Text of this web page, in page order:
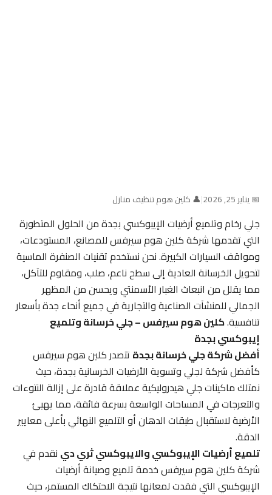
📅 يناير 25, 2026 |👤 كلين هوم تنظيف منازل
جلي رخام وتلميع أرضيات الإيبوكسي بجدة من الحلول المتطورة
التي تقدمها شركة كلين هوم سيرفس للمصانع، المستودعات،
ومواقف السيارات الكبيرة. نحن نستخدم تقنيات الصنفرة الماسية
لتحويل الخرسانة العادية إلى سطح ناعم، صلب، ومقاوم للتآكل،
مما يقلل من انبعاث الغبار الأسمنتي ويحسن من المظهر
الجمالي للمنشآت الصناعية والتجارية في جميع أنحاء جدة بأسعار
تنافسية.كلين هوم سيرفس – جلي خرسانة وتلميع
إيبوكسي بجدة
أفضل شركة جلي خرسانة بجدةتتصدر كلين هوم سيرفس
كأفضل شركة لجلي وتسوية الأرضيات الخرسانية بجدة، حيث
نمتلك ماكينات جلي هيدروليكية عملاقة قادرة على إزالة النتوءات
والتعرجات في المساحات الواسعة بسرعة فائقة، مما يهيئ
الأرضية لاستقبال طبقات الدهان أو التلميع النهائي بأعلى معايير
الدقة.
تلميع أرضيات الإيبوكسي والايبوكسي ثري دينقدم في
شركة كلين هوم سيرفس خدمة تلميع وصيانة أرضيات
الإيبوكسي التي فقدت لمعانها نتيجة الاحتكاك المستمر، حيث